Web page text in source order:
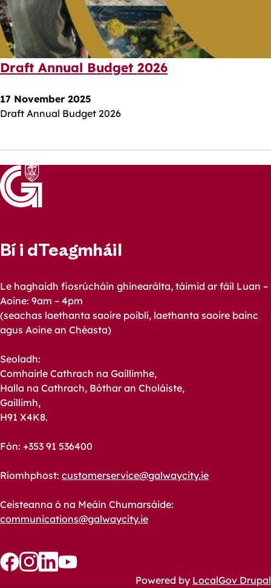
Draft Annual Budget 2026
17 November 2025
Draft Annual Budget 2026
Bí i dTeagmháil
Le haghaidh fiosrúcháin ghinearálta, táimid ar fáil Luan –
Aoine: 9am – 4pm
(seachas laethanta saoire poiblí, laethanta saoire bainc
agus Aoine an Chéasta)
Seoladh:
Comhairle Cathrach na Gaillimhe,
Halla na Cathrach, Bóthar an Choláiste,
Gaillimh,
H91 X4K8.
Fón: +353 91 536400
Ríomhphost: customerservice@galwaycity.ie
Ceisteanna ó na Meáin Chumarsáide:
communications@galwaycity.ie
Powered by LocalGov Drupal